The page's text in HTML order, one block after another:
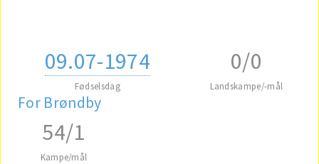
09.07-1974
Fødselsdag
0/0
Landskampe/-mål
For Brøndby
54/1
Kampe/mål